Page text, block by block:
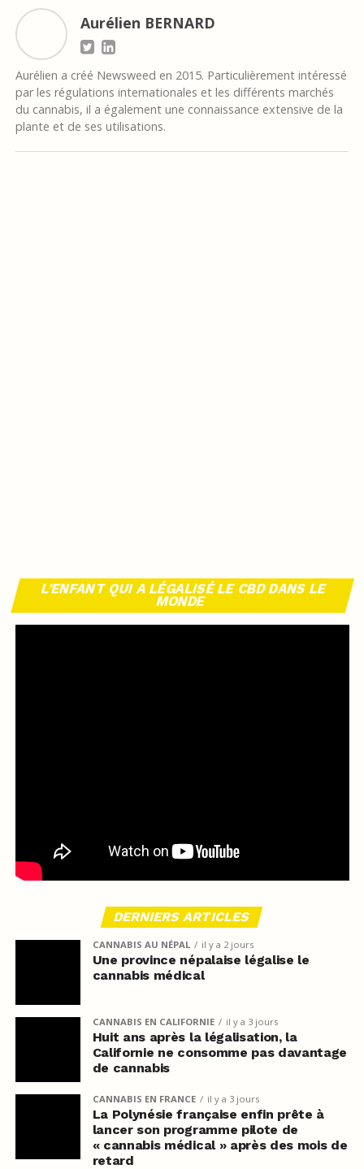
Aurélien BERNARD
Aurélien a créé Newsweed en 2015. Particulièrement intéressé
par les régulations internationales et les différents marchés
du cannabis, il a également une connaissance extensive de la
plante et de ses utilisations.
L’ENFANT QUI A LÉGALISÉ LE CBD DANS LE
MONDE
DERNIERS ARTICLES
CANNABIS AU NÉPAL il y a 2 jours
Une province népalaise légalise le
cannabis médical
CANNABIS EN CALIFORNIE il y a 3 jours
Huit ans après la légalisation, la
Californie ne consomme pas davantage
de cannabis
CANNABIS EN FRANCE il y a 3 jours
La Polynésie française enfin prête à
lancer son programme pilote de
« cannabis médical » après des mois de
retard